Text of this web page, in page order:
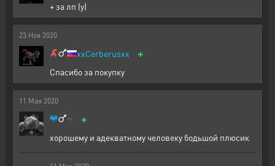
+ за лп (y)
23 Ноя 2020
xxCerberusxx +
Спасибо за покупку
11 Мая 2020
+
хорошему и адекватному человеку бодьшой плюсик